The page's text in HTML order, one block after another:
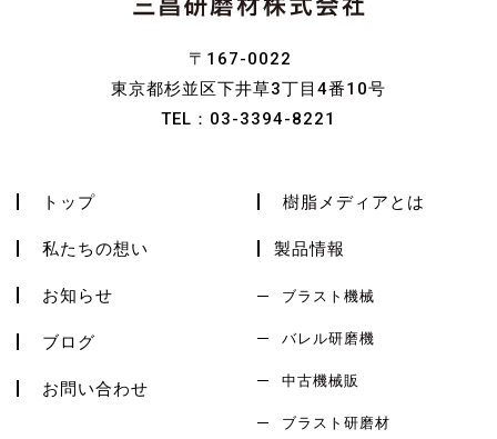
〒167-0022
東京都杉並区下井草3丁目4番10号
TEL： 03-3394-8221
トップ
私たちの想い
お知らせ
ブログ
お問い合わせ
樹脂メディアとは
製品情報
ブラスト機械
バレル研磨機
中古機械販
ブラスト研磨材